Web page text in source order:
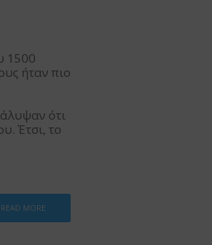
1500
ήταν πιο
ότι
Έτσι, το
READ MORE